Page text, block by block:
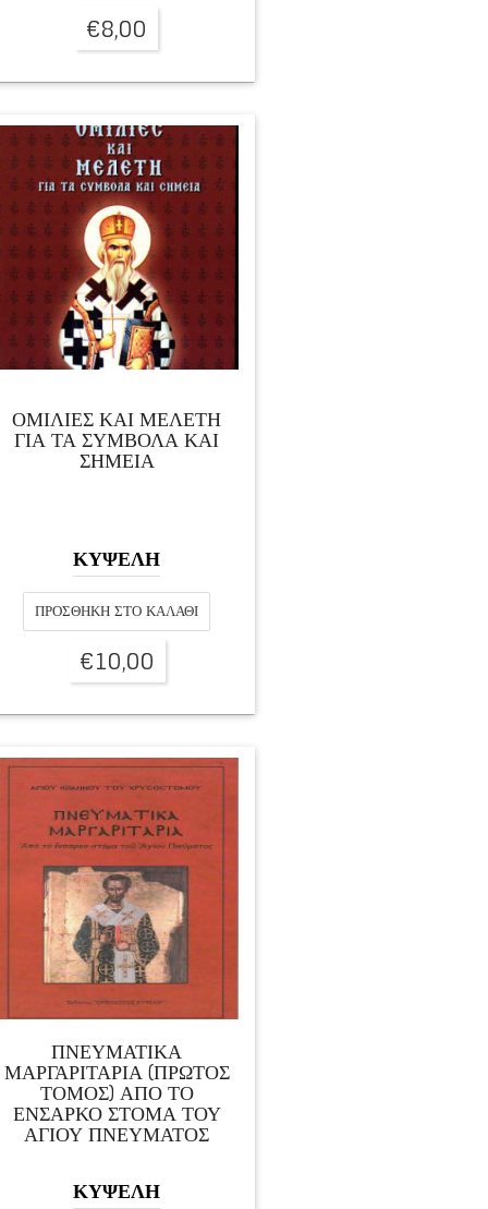
€8,00
ΟΜΙΛΙΕΣ ΚΑΙ ΜΕΛΕΤΗ
ΓΙΑ ΤΑ ΣΥΜΒΟΛΑ ΚΑΙ
ΣΗΜΕΙΑ
ΚΥΨΕΛΗ
ΠΡΟΣΘΉΚΗ ΣΤΟ ΚΑΛΆΘΙ
€10,00
ΠΝΕΥΜΑΤΙΚΑ
ΜΑΡΓΑΡΙΤΑΡΙΑ (ΠΡΩΤΟΣ
ΤΟΜΟΣ) ΑΠΟ ΤΟ
ΕΝΣΑΡΚΟ ΣΤΟΜΑ ΤΟΥ
ΑΓΙΟΥ ΠΝΕΥΜΑΤΟΣ
ΚΥΨΕΛΗ